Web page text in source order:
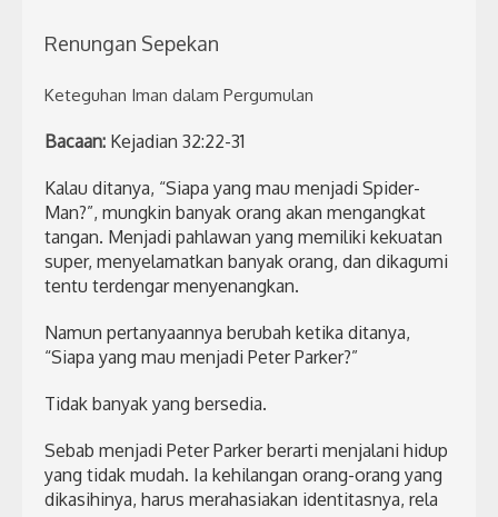
Renungan Sepekan
Keteguhan Iman dalam Pergumulan
Bacaan: Kejadian 32:22-31
Kalau ditanya, “Siapa yang mau menjadi Spider-
Man?”, mungkin banyak orang akan mengangkat
tangan. Menjadi pahlawan yang memiliki kekuatan
super, menyelamatkan banyak orang, dan dikagumi
tentu terdengar menyenangkan.
Namun pertanyaannya berubah ketika ditanya,
“Siapa yang mau menjadi Peter Parker?”
Tidak banyak yang bersedia.
Sebab menjadi Peter Parker berarti menjalani hidup
yang tidak mudah. Ia kehilangan orang-orang yang
dikasihinya, harus merahasiakan identitasnya, rela